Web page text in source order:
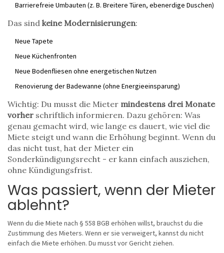
Barrierefreie Umbauten (z. B. Breitere Türen, ebenerdige Duschen)
Das sind keine Modernisierungen:
Neue Tapete
Neue Küchenfronten
Neue Bodenfliesen ohne energetischen Nutzen
Renovierung der Badewanne (ohne Energieeinsparung)
Wichtig: Du musst die Mieter mindestens drei Monate
vorher schriftlich informieren. Dazu gehören: Was
genau gemacht wird, wie lange es dauert, wie viel die
Miete steigt und wann die Erhöhung beginnt. Wenn du
das nicht tust, hat der Mieter ein
Sonderkündigungsrecht - er kann einfach ausziehen,
ohne Kündigungsfrist.
Was passiert, wenn der Mieter
ablehnt?
Wenn du die Miete nach § 558 BGB erhöhen willst, brauchst du die
Zustimmung des Mieters. Wenn er sie verweigert, kannst du nicht
einfach die Miete erhöhen. Du musst vor Gericht ziehen.